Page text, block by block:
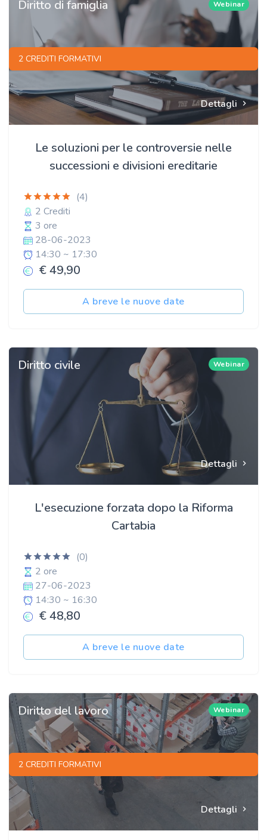
2 CREDITI FORMATIVI
Dettagli
Diritto di famiglia Webinar
Le soluzioni per le controversie nelle
successioni e divisioni ereditarie
(4)
2 Crediti
3 ore
28-06-2023
14:30 ~ 17:30
€ 49,90
A breve le nuove date
Dettagli
Diritto civile Webinar
L'esecuzione forzata dopo la Riforma
Cartabia
(0)
2 ore
27-06-2023
14:30 ~ 16:30
€ 48,80
A breve le nuove date
2 CREDITI FORMATIVI
Dettagli
Diritto del lavoro Webinar